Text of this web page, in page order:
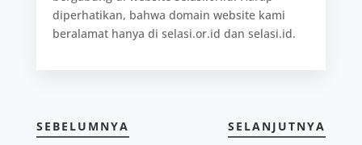
diperhatikan, bahwa domain website kami
beralamat hanya di selasi.or.id dan selasi.id.
SEBELUMNYA
SELANJUTNYA